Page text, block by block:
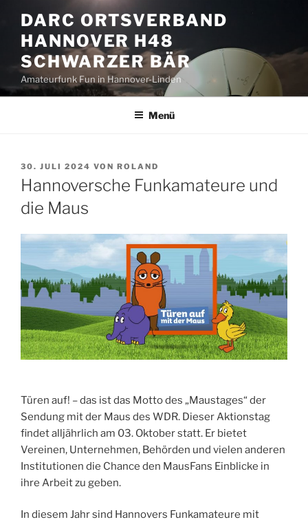
Inhalt
springen
DARC ORTSVERBAND
HANNOVER H48
SCHWARZER BÄR
Amateurfunk Fun in Hannover-Linden
Menü
VERÖFFENTLICHT
AM
30. JULI 2024 VON ROLAND
Hannoversche Funkamateure und
die Maus
Türen auf! – das ist das Motto des „Maustages“ der
Sendung mit der Maus des WDR. Dieser Aktionstag
findet alljährlich am 03. Oktober statt. Er bietet
Vereinen, Unternehmen, Behörden und vielen anderen
Institutionen die Chance den MausFans Einblicke in
ihre Arbeit zu geben.
In diesem Jahr sind Hannovers Funkamateure mit